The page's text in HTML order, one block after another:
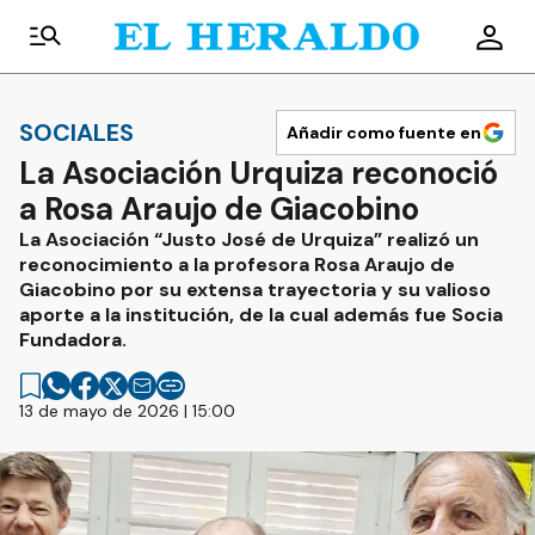
SOCIALES Añadir como fuente en
La Asociación Urquiza reconoció
a Rosa Araujo de Giacobino
La Asociación “Justo José de Urquiza” realizó un
reconocimiento a la profesora Rosa Araujo de
Giacobino por su extensa trayectoria y su valioso
aporte a la institución, de la cual además fue Socia
Fundadora.
13 de mayo de 2026 | 15:00